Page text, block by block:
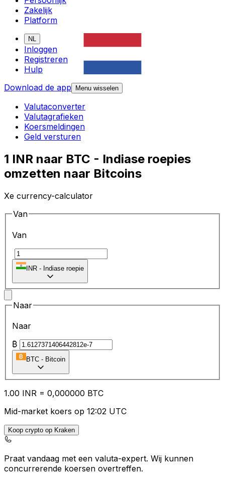
Zakelijk
Platform
NL
Inloggen
Registreren
Hulp
Download de app
Menu wisselen
Valutaconverter
Valutagrafieken
Koersmeldingen
Geld versturen
1 INR naar BTC - Indiase roepies
omzetten naar Bitcoins
Xe currency-calculator
Van
Van
INR - Indiase roepie
Naar
Naar
₿
BTC - Bitcoin
1.00 INR = 0,000000 BTC
Mid-market koers op 12:02 UTC
Koop crypto op Kraken
Praat vandaag met een valuta-expert. Wij kunnen
concurrerende koersen overtreffen.